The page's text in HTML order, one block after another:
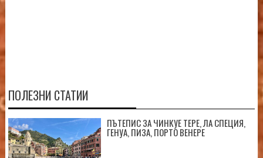
ПОЛЕЗНИ СТАТИИ
ПЪТЕПИС ЗА ЧИНКУЕ ТЕРЕ, ЛА СПЕЦИЯ,
ГЕНУА, ПИЗА, ПОРТО ВЕНЕРЕ